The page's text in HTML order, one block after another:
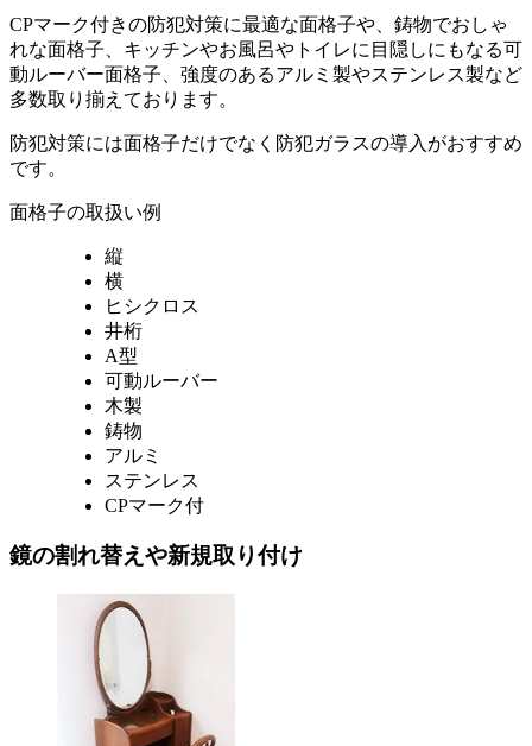
CPマーク付きの防犯対策に最適な面格子や、鋳物でおしゃ
れな面格子、キッチンやお風呂やトイレに目隠しにもなる可
動ルーバー面格子、強度のあるアルミ製やステンレス製など
多数取り揃えております。
防犯対策には面格子だけでなく防犯ガラスの導入がおすすめ
です。
面格子の取扱い例
縦
横
ヒシクロス
井桁
A型
可動ルーバー
木製
鋳物
アルミ
ステンレス
CPマーク付
鏡の割れ替えや新規取り付け